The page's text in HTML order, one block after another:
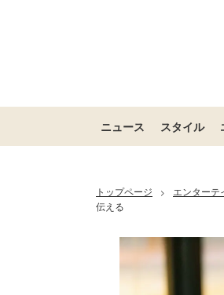
ニュース スタイル
トップページ > エンターテ
伝える